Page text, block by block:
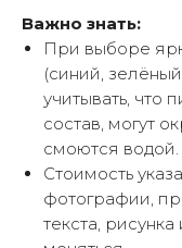
Важно знать:
При выборе
(синий,
учитывать, что
состав, могут
смоются водой.
Стоимость
фотографии,
текста,